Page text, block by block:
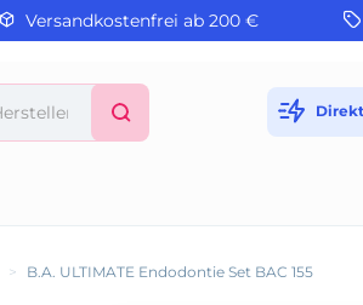
Versandkostenfrei ab 200 €
> B.A. ULTIMATE Endodontie Set BAC 155